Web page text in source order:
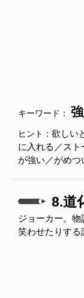
キーワード：
ヒント： 欲しい
に入れる／ス
が強い／がめつ
8.道
ジョーカー。
笑わせたりする